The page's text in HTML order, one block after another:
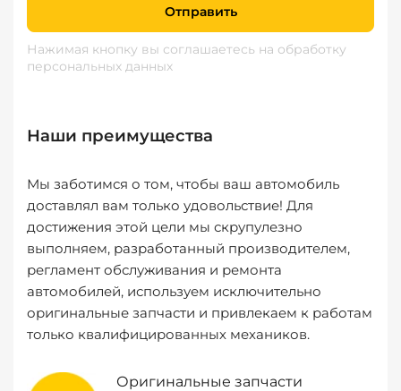
Отправить
Нажимая кнопку вы соглашаетесь на обработку
персональных данных
Наши преимущества
Мы заботимся о том, чтобы ваш автомобиль
доставлял вам только удовольствие! Для
достижения этой цели мы скрупулезно
выполняем, разработанный производителем,
регламент обслуживания и ремонта
автомобилей, используем исключительно
оригинальные запчасти и привлекаем к работам
только квалифицированных механиков.
Оригинальные запчасти